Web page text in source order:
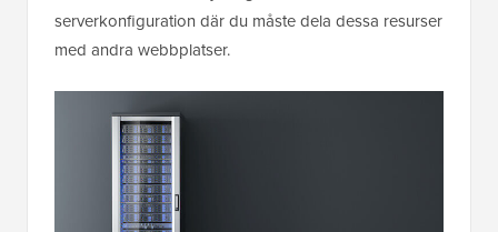
serverkonfiguration där du måste dela dessa resurser
med andra webbplatser.